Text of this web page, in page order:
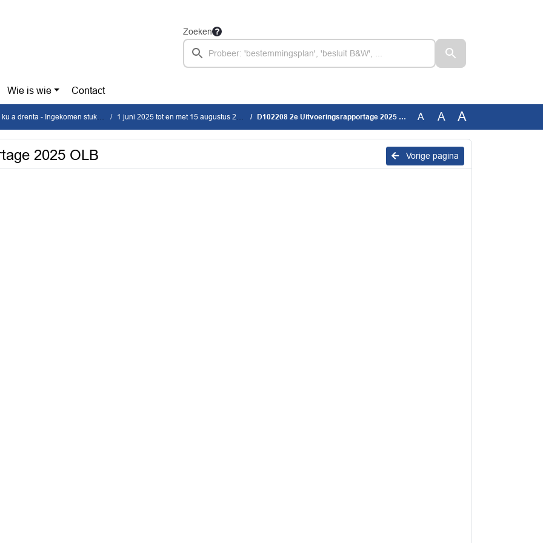
Zoeken
Wie is wie Contact
a drenta - Ingekomen stukken 1 juni 2025 tot en met 15 augustus 2025 D102208 2e Uitvoeringsrapportage 2025 OLB A A A
Vorige pagina
2025 OLB